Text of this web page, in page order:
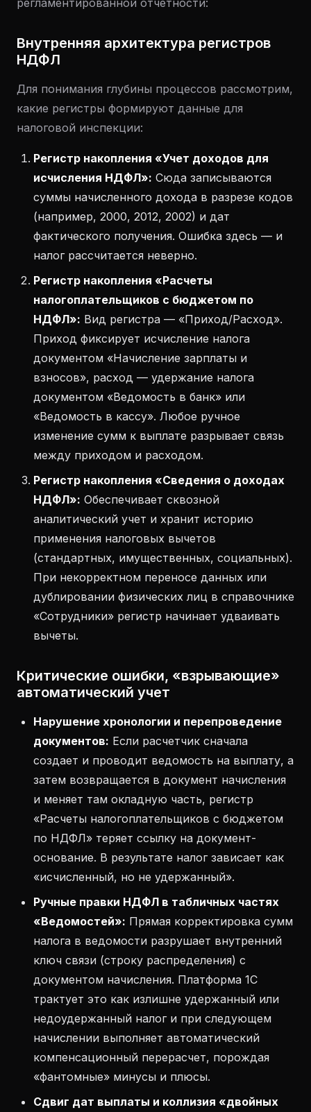
регламентированной отчетности:
Внутренняя архитектура регистров
НДФЛ
Для понимания глубины процессов рассмотрим,
какие регистры формируют данные для
налоговой инспекции:
Регистр накопления «Учет доходов для
исчисления НДФЛ»: Сюда записываются
суммы начисленного дохода в разрезе кодов
(например, 2000, 2012, 2002) и дат
фактического получения. Ошибка здесь — и
налог рассчитается неверно.
Регистр накопления «Расчеты
налогоплательщиков с бюджетом по
НДФЛ»: Вид регистра — «Приход/Расход».
Приход фиксирует исчисление налога
документом «Начисление зарплаты и
взносов», расход — удержание налога
документом «Ведомость в банк» или
«Ведомость в кассу». Любое ручное
изменение сумм к выплате разрывает связь
между приходом и расходом.
Регистр накопления «Сведения о доходах
НДФЛ»: Обеспечивает сквозной
аналитический учет и хранит историю
применения налоговых вычетов
(стандартных, имущественных, социальных).
При некорректном переносе данных или
дублировании физических лиц в справочнике
«Сотрудники» регистр начинает удваивать
вычеты.
Критические ошибки, «взрывающие»
автоматический учет
Нарушение хронологии и перепроведение
документов: Если расчетчик сначала
создает и проводит ведомость на выплату, а
затем возвращается в документ начисления
и меняет там окладную часть, регистр
«Расчеты налогоплательщиков с бюджетом
по НДФЛ» теряет ссылку на документ-
основание. В результате налог зависает как
«исчисленный, но не удержанный».
Ручные правки НДФЛ в табличных частях
«Ведомостей»: Прямая корректировка сумм
налога в ведомости разрушает внутренний
ключ связи (строку распределения) с
документом начисления. Платформа 1С
трактует это как излишне удержанный или
недоудержанный налог и при следующем
начислении выполняет автоматический
компенсационный перерасчет, порождая
«фантомные» минусы и плюсы.
Сдвиг дат выплаты и коллизия «двойных